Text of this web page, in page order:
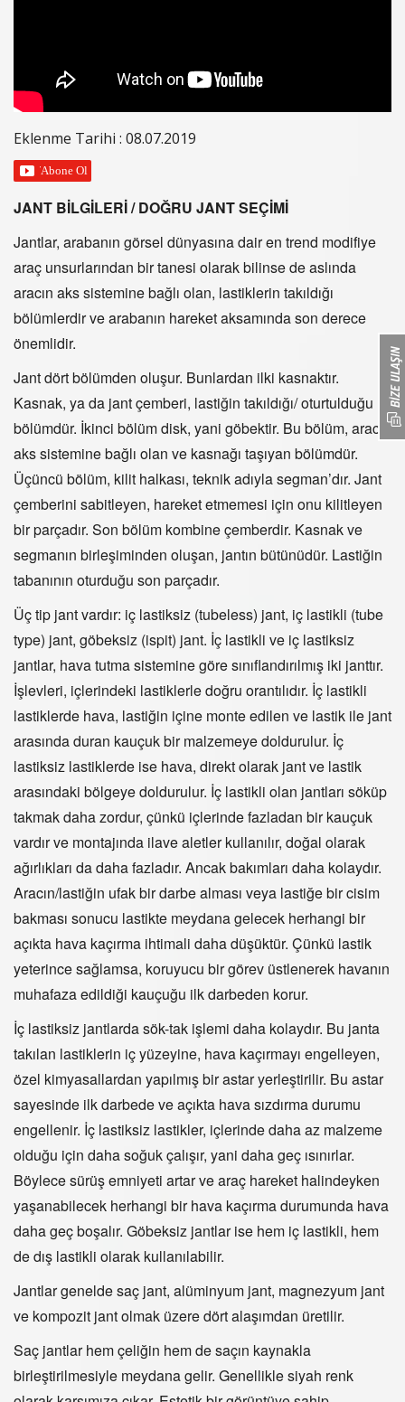
Eklenme Tarihi : 08.07.2019
JANT BİLGİLERİ / DOĞRU JANT SEÇİMİ
Jantlar, arabanın görsel dünyasına dair en trend modifiye
araç unsurlarından bir tanesi olarak bilinse de aslında
aracın aks sistemine bağlı olan, lastiklerin takıldığı
bölümlerdir ve arabanın hareket aksamında son derece
önemlidir.
Jant dört bölümden oluşur. Bunlardan ilki kasnaktır.
Kasnak, ya da jant çemberi, lastiğin takıldığı/ oturtulduğu
bölümdür. İkinci bölüm disk, yani göbektir. Bu bölüm, aracın
aks sistemine bağlı olan ve kasnağı taşıyan bölümdür.
Üçüncü bölüm, kilit halkası, teknik adıyla segman’dır. Jant
çemberini sabitleyen, hareket etmemesi için onu kilitleyen
bir parçadır. Son bölüm kombine çemberdir. Kasnak ve
segmanın birleşiminden oluşan, jantın bütünüdür. Lastiğin
tabanının oturduğu son parçadır.
Üç tip jant vardır: iç lastiksiz (tubeless) jant, iç lastikli (tube
type) jant, göbeksiz (ispit) jant. İç lastikli ve iç lastiksiz
jantlar, hava tutma sistemine göre sınıflandırılmış iki janttır.
İşlevleri, içlerindeki lastiklerle doğru orantılıdır. İç lastikli
lastiklerde hava, lastiğin içine monte edilen ve lastik ile jant
arasında duran kauçuk bir malzemeye doldurulur. İç
lastiksiz lastiklerde ise hava, direkt olarak jant ve lastik
arasındaki bölgeye doldurulur. İç lastikli olan jantları söküp
takmak daha zordur, çünkü içlerinde fazladan bir kauçuk
vardır ve montajında ilave aletler kullanılır, doğal olarak
ağırlıkları da daha fazladır. Ancak bakımları daha kolaydır.
Aracın/lastiğin ufak bir darbe alması veya lastiğe bir cisim
bakması sonucu lastikte meydana gelecek herhangi bir
açıkta hava kaçırma ihtimali daha düşüktür. Çünkü lastik
yeterince sağlamsa, koruyucu bir görev üstlenerek havanın
muhafaza edildiği kauçuğu ilk darbeden korur.
İç lastiksiz jantlarda sök-tak işlemi daha kolaydır. Bu janta
takılan lastiklerin iç yüzeyine, hava kaçırmayı engelleyen,
özel kimyasallardan yapılmış bir astar yerleştirilir. Bu astar
sayesinde ilk darbede ve açıkta hava sızdırma durumu
engellenir. İç lastiksiz lastikler, içlerinde daha az malzeme
olduğu için daha soğuk çalışır, yani daha geç ısınırlar.
Böylece sürüş emniyeti artar ve araç hareket halindeyken
yaşanabilecek herhangi bir hava kaçırma durumunda hava
daha geç boşalır. Göbeksiz jantlar ise hem iç lastikli, hem
de dış lastikli olarak kullanılabilir.
Jantlar genelde saç jant, alüminyum jant, magnezyum jant
ve kompozit jant olmak üzere dört alaşımdan üretilir.
Saç jantlar hem çeliğin hem de saçın kaynakla
birleştirilmesiyle meydana gelir. Genellikle siyah renk